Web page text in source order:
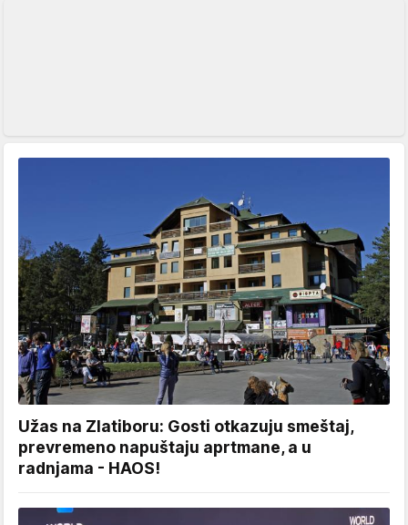
Užas na Zlatiboru: Gosti otkazuju smeštaj,
prevremeno napuštaju aprtmane, a u
radnjama - HAOS!